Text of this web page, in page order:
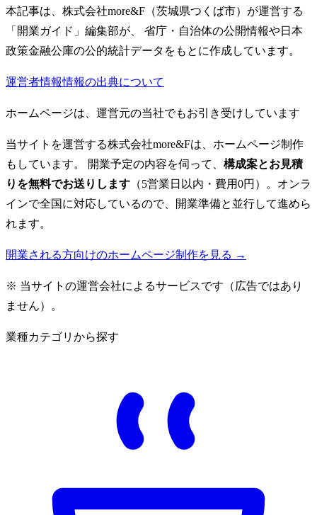
本記事は、株式会社more&F（茨城県つくば市）が運営する
「開業ガイド」編集部が、 省庁・自治体の公開情報や日本
政策金融公庫の公的統計データをもとに作成しています。
運営者情報情報の出典について
ホームページは、運営元の当社でもお引き受けしています
当サイトを運営する株式会社more&Fは、ホームページ制作
もしています。 開業予定の内容を伺って、 構成案とお見積
りを無料でお送りします （5営業日以内・費用0円）。オンラ
インで全国に対応しているので、開業準備と並行して進めら
れます。
開業される方向けのホームページ制作を見る →
※ 当サイトの運営会社によるサービスです（広告ではあり
ません）。
業種カテゴリから探す